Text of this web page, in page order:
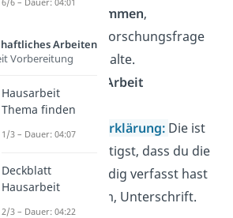
Ergebnisse zusammen,
beantworte die Forschungsfrage
— ohne neue Inhalte.
5 %–10 % der Arbeit
Eidesstattliche Erklärung: Die ist
! Du bestätigst, dass du die
Arbeit selbstständig verfasst hast
— mit Ort, Datum, Unterschrift.
Arbeiten
Vorbereitung
Hausarbeit
Thema finden
1/3 – Dauer: 04:07
Deckblatt
Hausarbeit
2/3 – Dauer: 04:22